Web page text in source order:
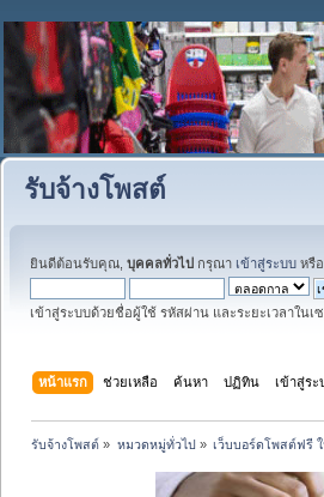
รับจ้างโพสต์
ยินดีต้อนรับคุณ, บุคคลทั่วไป กรุณา เข้าสู่ระบบ หรือ
เข้าสู่ระบบด้วยชื่อผู้ใช้ รหัสผ่าน และระยะเวลาในเ
หน้าแรก ช่วยเหลือ ค้นหา ปฏิทิน เข้าสู่ระ
รับจ้างโพสต์ » หมวดหมู่ทั่วไป» เว็บบอร์ดโพสต์ฟรี